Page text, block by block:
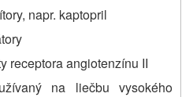
napr. kaptopril
receptora angiotenzínu II
na liečbu vysokého